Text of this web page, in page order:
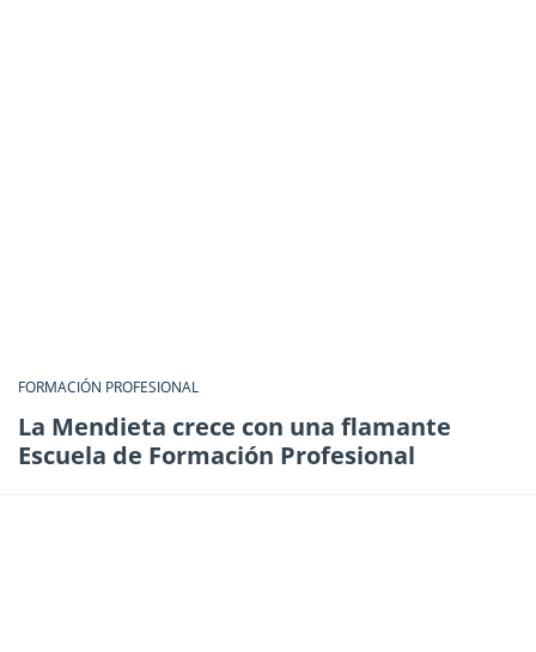
FORMACIÓN PROFESIONAL
La Mendieta crece con una flamante
Escuela de Formación Profesional